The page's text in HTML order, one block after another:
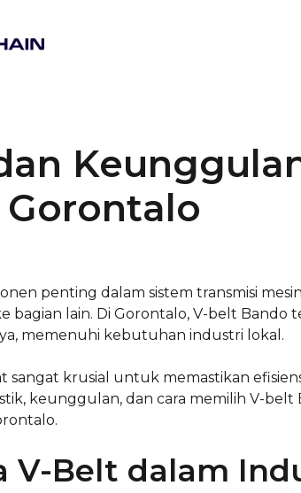
penting dalam sistem transmisi
bagian lain. Di Gorontalo, V-belt
memenuhi kebutuhan industri lokal.
sangat krusial untuk memastikan
keunggulan, dan cara memilih V-belt
V-Belt dalam